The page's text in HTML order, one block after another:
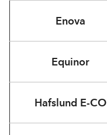
Enova
Equinor
Hafslund E-CO